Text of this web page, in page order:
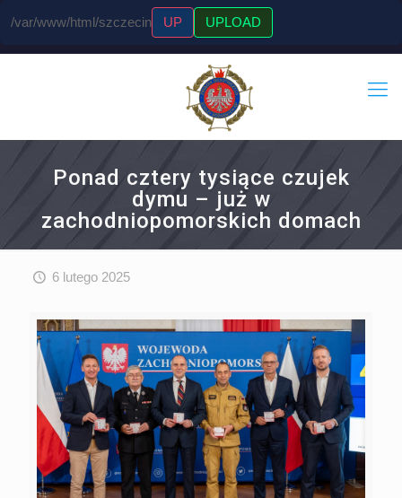
/var/www/html/szczecin UP UPLOAD
Ponad cztery tysiące czujek
dymu – już w
zachodniopomorskich domach
6 lutego 2025